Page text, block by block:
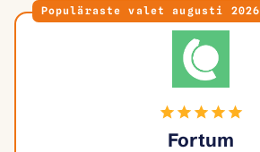
Populäraste valet augusti 2026
Fortum